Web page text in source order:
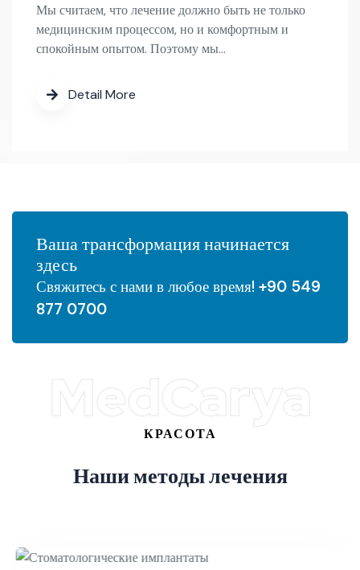
Мы считаем, что лечение должно быть не только
медицинским процессом, но и комфортным и
спокойным опытом. Поэтому мы…
Detail More
Ваша трансформация начинается
здесь
Свяжитесь с нами в любое время! +90 549
877 0700
MedCarya
КРАСОТА
Нашиметодылечения